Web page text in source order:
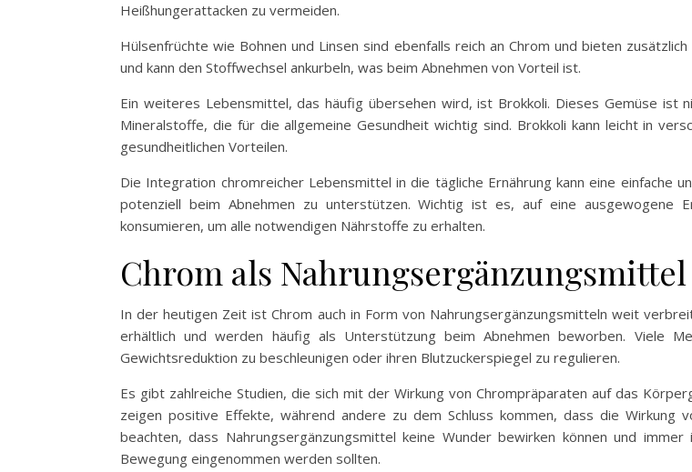
Heißhungerattacken zu vermeiden.
Hülsenfrüchte wie Bohnen und Linsen sind ebenfalls reich an Chrom und bieten
und kann den Stoffwechsel ankurbeln, was beim Abnehmen von Vorteil ist.
Ein weiteres Lebensmittel, das häufig übersehen wird, ist Brokkoli. Dieses Gemüse ist
Mineralstoffe, die für die allgemeine Gesundheit wichtig sind. Brokkoli kann leicht in
gesundheitlichen Vorteilen.
Die Integration chromreicher Lebensmittel in die tägliche Ernährung kann eine einfache
potenziell beim Abnehmen zu unterstützen. Wichtig ist es, auf eine ausgewogene
konsumieren, um alle notwendigen Nährstoffe zu erhalten.
Chrom als Nahrungsergänzungsmittel
In der heutigen Zeit ist Chrom auch in Form von Nahrungsergänzungsmitteln weit
erhältlich und werden häufig als Unterstützung beim Abnehmen beworben. Viele
Gewichtsreduktion zu beschleunigen oder ihren Blutzuckerspiegel zu regulieren.
Es gibt zahlreiche Studien, die sich mit der Wirkung von Chrompräparaten auf das
zeigen positive Effekte, während andere zu dem Schluss kommen, dass die
beachten, dass Nahrungsergänzungsmittel keine Wunder bewirken können und
Bewegung eingenommen werden sollten.